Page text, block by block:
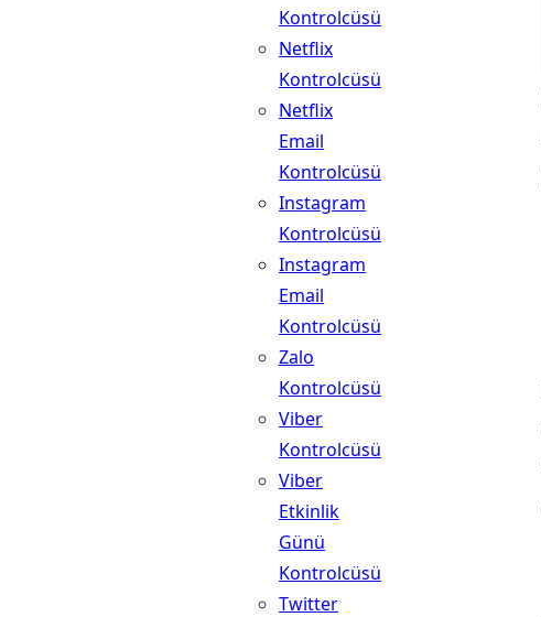
Kontrolcüsü
Netflix
Kontrolcüsü
Netflix
Email
Kontrolcüsü
Instagram
Kontrolcüsü
Instagram
Email
Kontrolcüsü
Zalo
Kontrolcüsü
Viber
Kontrolcüsü
Viber
Etkinlik
Günü
Kontrolcüsü
Twitter